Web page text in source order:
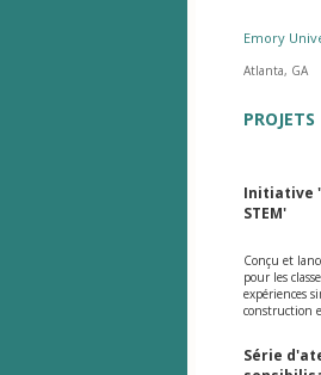
Emory
Atlanta, GA
PROJETS
Initiative
STEM'
Conçu et
pour les
expériences
construction
Série